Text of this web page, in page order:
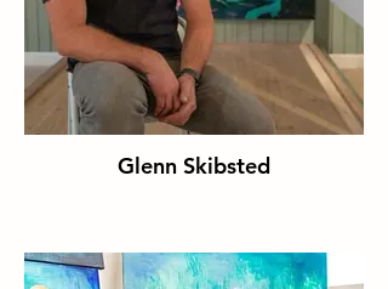
Glenn Skibsted